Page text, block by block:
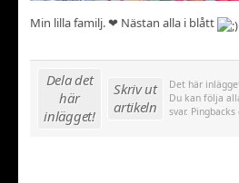
Min lilla familj. ❤ Nästan alla i blått
Dela det
här
inlägget!
Skriv ut
artikeln
Det här
Du kan följa
svar.